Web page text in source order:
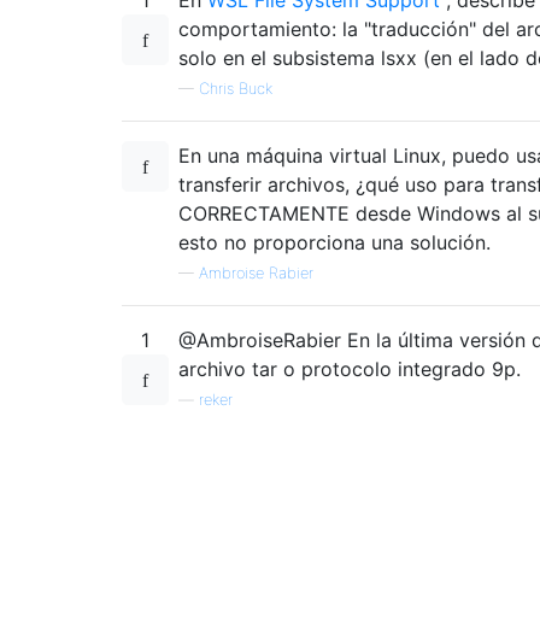
comportamiento: la "traducción" del
solo en el subsistema lsxx (en el lado
— Chris Buck
En una máquina virtual Linux, puedo
transferir archivos, ¿qué uso para
CORRECTAMENTE desde Windows al
esto no proporciona una solución.
— Ambroise Rabier
1
@AmbroiseRabier En la última versión
archivo tar o protocolo integrado 9p.
reker